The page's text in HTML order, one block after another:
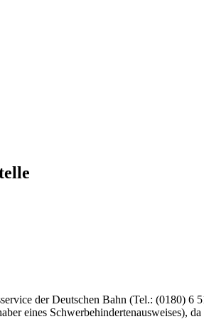
der Deutschen Bahn (Tel.: (0180) 6
eines Schwerbehindertenausweises),